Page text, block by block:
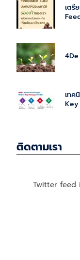
เตรี
เทค
Key
ติดตามเรา
Twitter feed